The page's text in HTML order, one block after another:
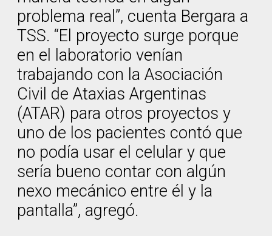
problema real”, cuenta Bergara a
TSS. “El proyecto surge porque
en el laboratorio venían
trabajando con la Asociación
Civil de Ataxias Argentinas
(ATAR) para otros proyectos y
uno de los pacientes contó que
no podía usar el celular y que
sería bueno contar con algún
nexo mecánico entre él y la
pantalla”, agregó.